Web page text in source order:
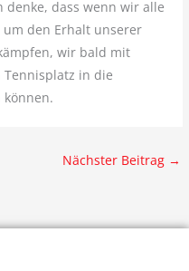
denke, dass wenn wir alle
den Erhalt unserer
wir bald mit
in die
können.
Nächster Beitrag →